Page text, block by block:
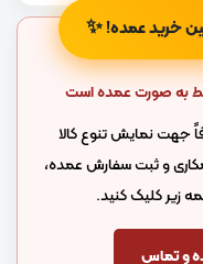
✨
به صورت عمده است
جهت نمایش تنوع کالا
و ثبت سفارش عمده،
زیر کلیک کنید.
و تماس